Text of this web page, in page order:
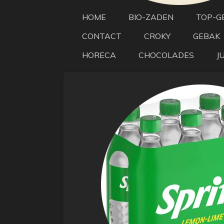
HOME BIO-ZADEN TOP-
CONTACT
CROKY GEBAK
HORECA
CHOCOLADES